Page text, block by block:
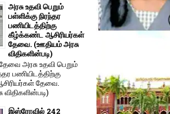
அரசு உதவி பெறும்
பள்ளிக்கு நிரந்தர
பணியிடத்திற்கு
கீழ்க்கண்ட ஆசிரியர்கள்
தேவை. (ஊதியம் அரசு
விதிகளின்படி)
அரசு உதவி பெறும்
பணியிடத்திற்கு
தேவை.
இஸ்ரோவில் 242